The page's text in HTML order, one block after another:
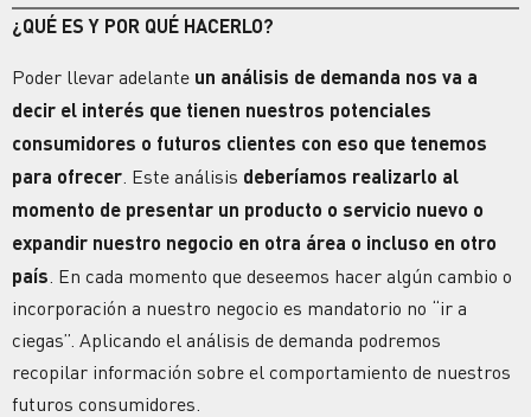
¿QUÉ ES Y POR QUÉ HACERLO?
Poder llevar adelante un análisis de demanda nos va a
decir el interés que tienen nuestros potenciales
consumidores o futuros clientes con eso que tenemos
para ofrecer . Este análisis deberíamos realizarlo al
momento de presentar un producto o servicio nuevo o
expandir nuestro negocio en otra área o incluso en otro
país . En cada momento que deseemos hacer algún cambio o
incorporación a nuestro negocio es mandatorio no “ir a
ciegas”. Aplicando el análisis de demanda podremos
recopilar información sobre el comportamiento de nuestros
futuros consumidores.